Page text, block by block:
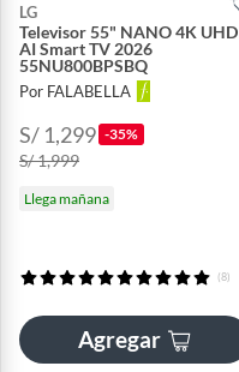
LG
Televisor 55" NANO 4K UHD
AI Smart TV 2026
55NU800BPSBQ
Por FALABELLA
S/ 1,299 -35%
S/ 1,999
Llega mañana
(8)
Agregar